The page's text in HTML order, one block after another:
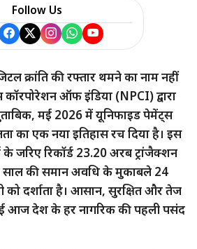
Follow Us
क्रांति की रफ्तार थमने का नाम नहीं
ऑफ इंडिया (NPCI) द्वारा
मई 2026 में यूनिफाइड पेमेंट्स
का एक नया इतिहास रच दिया है। इस
रिकॉर्ड 23.20 अरब ट्रांजैक्शन
साल की समान अवधि के मुकाबले 24
को दर्शाता है। आसान, सुरक्षित और तेज
आज देश के हर नागरिक की पहली पसंद